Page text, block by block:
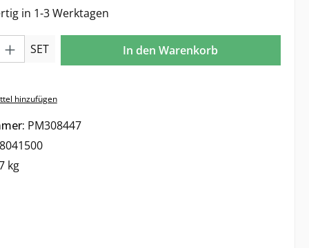
in 1-3 Werktagen
SET In den Warenkorb
hinzufügen
PM308447
kg